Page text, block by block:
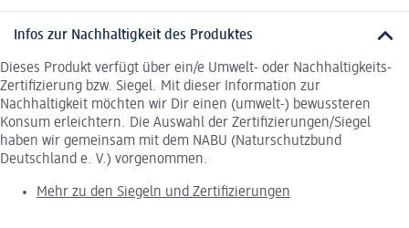
Infos zur Nachhaltigkeit des Produktes
Dieses Produkt verfügt über ein/e Umwelt- oder Nachhaltigkeits-
Zertifizierung bzw. Siegel. Mit dieser Information zur
Nachhaltigkeit möchten wir Dir einen (umwelt-) bewussteren
Konsum erleichtern. Die Auswahl der Zertifizierungen/Siegel
haben wir gemeinsam mit dem NABU (Naturschutzbund
Deutschland e. V.) vorgenommen.
Mehr zu den Siegeln und Zertifizierungen